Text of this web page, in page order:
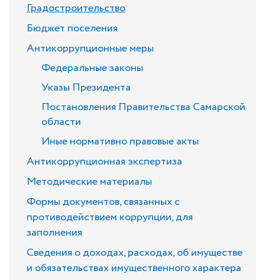
Градостроительство
Бюджет поселения
Антикоррупционные меры
Федеральные законы
Указы Президента
Постановления Правительства Самарской
области
Иные нормативно правовые акты
Антикоррупционная экспертиза
Методические материалы
Формы документов, связанных с
противодействием коррупции, для
заполнения
Сведения о доходах, расходах, об имуществе
и обязательствах имущественного характера